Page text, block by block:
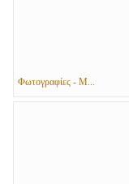
Φωτογραφίες - Μ...